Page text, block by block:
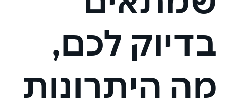
בדיוק לכם,
מה היתרונות